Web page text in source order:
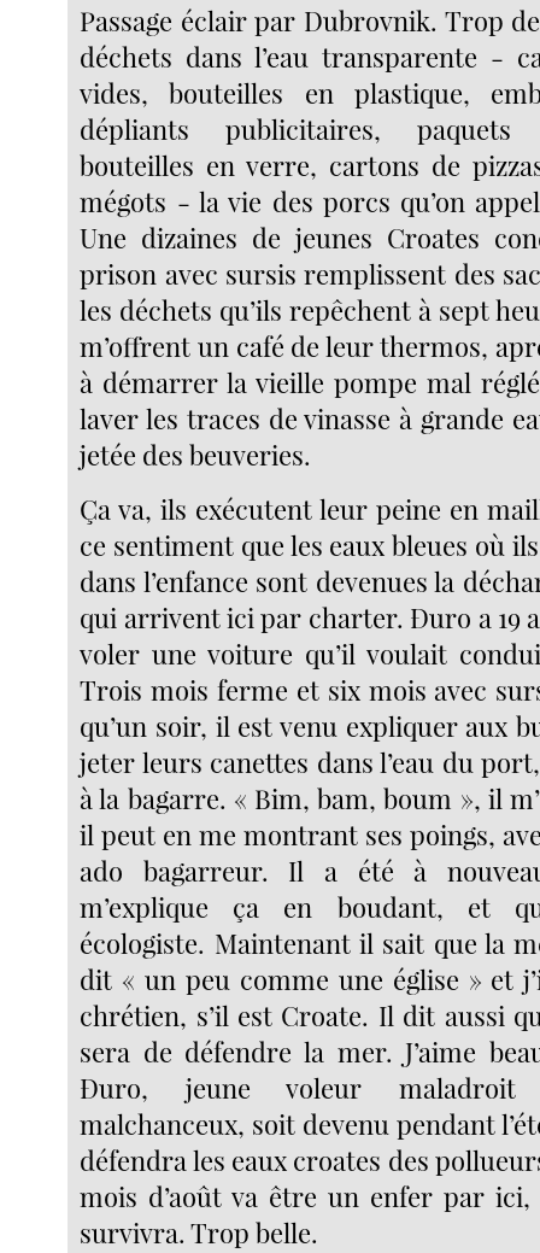
Passage éclair par Dubrovnik. Trop
déchets dans l’eau transparente -
vides, bouteilles en plastique,
dépliants publicitaires,
bouteilles en verre, cartons de
mégots - la vie des porcs qu’on
Une dizaines de jeunes Croates
prison avec sursis remplissent des
les déchets qu’ils repêchent à sept
m’offrent un café de leur thermos,
à démarrer la vieille pompe mal
laver les traces de vinasse à grande
jetée des beuveries.
Ça va, ils exécutent leur peine en
ce sentiment que les eaux bleues où
dans l’enfance sont devenues la
qui arrivent ici par charter. Đuro a 19
voler une voiture qu’il voulait
Trois mois ferme et six mois avec
qu’un soir, il est venu expliquer aux
jeter leurs canettes dans l’eau du
à la bagarre. « Bim, bam, boum », il
il peut en me montrant ses poings,
ado bagarreur. Il a été à
m’explique ça en boudant, et
écologiste. Maintenant il sait que la
dit « un peu comme une église » et
chrétien, s’il est Croate. Il dit aussi
sera de défendre la mer. J’aime
Đuro, jeune voleur
malchanceux, soit devenu pendant
défendra les eaux croates des
mois d’août va être un enfer par
survivra. Trop belle.